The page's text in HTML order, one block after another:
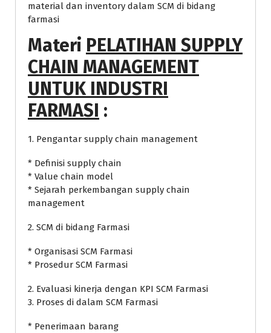
material dan inventory dalam SCM di bidang
farmasi
Materi PELATIHAN SUPPLY
CHAIN MANAGEMENT
UNTUK INDUSTRI
FARMASI :
1. Pengantar supply chain management
* Definisi supply chain
* Value chain model
* Sejarah perkembangan supply chain
management
2. SCM di bidang Farmasi
* Organisasi SCM Farmasi
* Prosedur SCM Farmasi
2. Evaluasi kinerja dengan KPI SCM Farmasi
3. Proses di dalam SCM Farmasi
* Penerimaan barang